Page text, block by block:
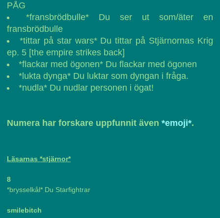
PÅG
*fransbrödbulle* Du ser ut som/äter en
fransbrödbulle
*tittar på star wars* Du tittar på Stjärnornas Krig
ep. 5 [the empire strikes back]
*flackar med ögonen* Du flackar med ögonen
*lukta dynga* Du luktar som dyngan i fråga.
*nudla* Du nudlar personen i ögat!
Numera har forskare uppfunnit även *emoji*.
Läsarnas *stjärnor*
8
*brysselkål* Du Starfightrar
smilebitch